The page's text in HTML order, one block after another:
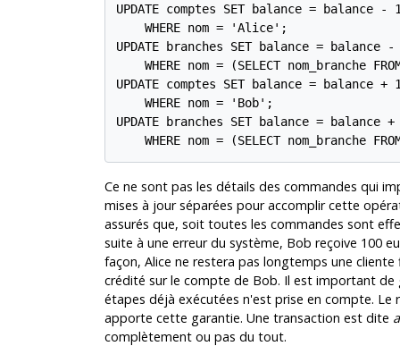
UPDATE comptes SET balance = balance -
    WHERE nom = 'Alice';
UPDATE branches SET balance = balance
WHERE nom = (SELECT nom_branche
UPDATE comptes SET balance = balance +
    WHERE nom = 'Bob';
UPDATE branches SET balance = balance
WHERE nom = (SELECT nom_branche
Ce ne sont pas les détails des commandes qui
mises à jour séparées pour accomplir cette
assurés que, soit toutes les commandes sont
suite à une erreur du système, Bob reçoive 100
façon, Alice ne restera pas longtemps une
crédité sur le compte de Bob. Il est important de
étapes déjà exécutées n'est prise en compte.
apporte cette garantie. Une transaction est dite
complètement ou pas du tout.